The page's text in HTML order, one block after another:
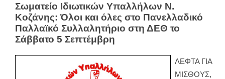
Σωματείο Ιδιωτικών Υπαλλήλων Ν.
Κοζάνης: Όλοι και όλες στο Πανελλαδικό
Παλλαϊκό Συλλαλητήριο στη ΔΕΘ το
Σάββατο 5 Σεπτέμβρη
ΛΕΦΤΑ ΓΙΑ
ΜΙΣΘΟΥΣ,